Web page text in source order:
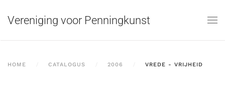
Skip to main content
Vereniging voor Penningkunst
HOME CATALOGUS 2006 VREDE - VRIJHEID